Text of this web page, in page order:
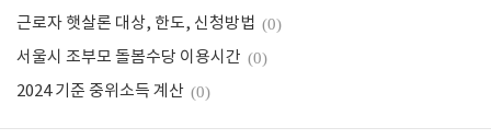
근로자 햇살론 대상, 한도, 신청방법 (0)
서울시 조부모 돌봄수당 이용시간 (0)
2024 기준 중위소득 계산 (0)